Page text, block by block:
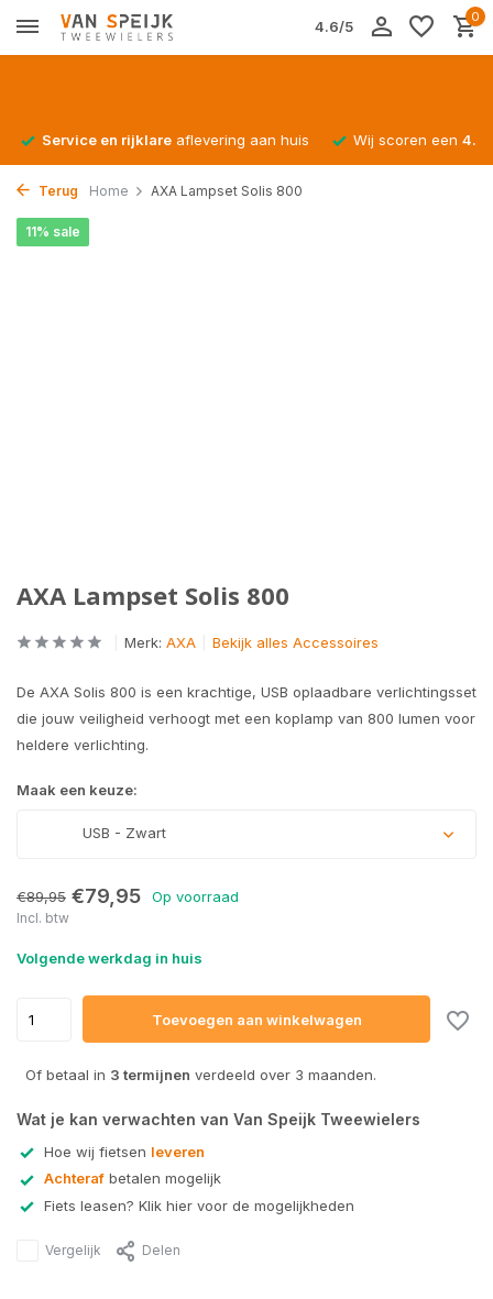
4.6/5
0
Service en rijklare aflevering aan huis Wij scoren een
Terug Home AXA Lampset Solis 800
AXA Lampset Solis 800
11% sale
Merk: AXA Bekijk alles Accessoires
De AXA Solis 800 is een krachtige, USB oplaadbare verlichtingsset
die jouw veiligheid verhoogt met een koplamp van 800 lumen voor
heldere verlichting.
Maak een keuze:
USB - Zwart
€89,95 €79,95 Op voorraad
Incl. btw
Volgende werkdag in huis
Toevoegen aan winkelwagen
Of betaal in 3 termijnen verdeeld over 3 maanden.
Wat je kan verwachten van Van Speijk Tweewielers
Hoe wij fietsen leveren
Achteraf betalen mogelijk
Fiets leasen? Klik hier voor de mogelijkheden
Vergelijk Delen